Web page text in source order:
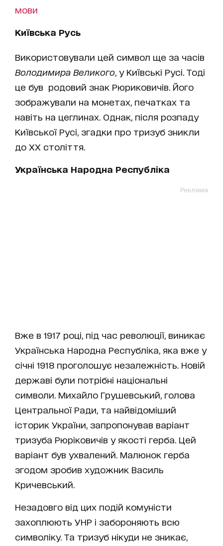
мови
Київська Русь
Використовували цей символ ще за часів
Володимира Великого , у Київські Русі. Тоді
це був родовий знак Рюриковичів. Його
зображували на монетах, печатках та
навіть на цеглинах. Однак, після розпаду
Київської Русі, згадки про тризуб зникли
до ХХ століття.
Українська Народна Республіка
Реклама
Вже в 1917 році, під час революції, виникає
Українська Народна Республіка, яка вже у
січні 1918 проголошує незалежність. Новій
державі були потрібні національні
символи. Михайло Грушевський, голова
Центральної Ради, та найвідоміший
історик України, запропонував варіант
тризуба Рюріковичів у якості герба. Цей
варіант був ухвалений. Малюнок герба
згодом зробив художник Василь
Кричевський.
Незадовго від цих подій комуністи
захоплюють УНР і забороняють всю
символіку. Та тризуб нікуди не зникає,